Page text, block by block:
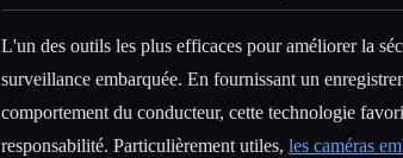
L'un des outils les plus efficaces pour améliorer la
surveillance embarquée. En fournissant un
comportement du conducteur, cette technologie
responsabilité. Particulièrement utiles, les caméras